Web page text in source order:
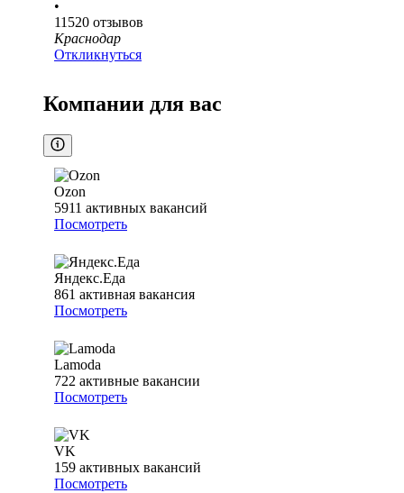
•
11520 отзывов
Краснодар
Откликнуться
Компании для вас
Ozon
5911 активных вакансий
Посмотреть
Яндекс.Еда
861 активная вакансия
Посмотреть
Lamoda
722 активные вакансии
Посмотреть
VK
159 активных вакансий
Посмотреть